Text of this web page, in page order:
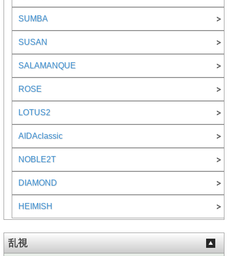
SUMBA
SUSAN
SALAMANQUE
ROSE
LOTUS2
AIDAclassic
NOBLE2T
DIAMOND
HEIMISH
乱視